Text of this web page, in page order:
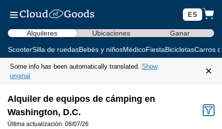
ES
Alquileres Ubicaciones Ganar
ScooterSilla de ruedasBebés y niñosMédicoFiestaBicicletasCarros
Some info has been automatically translated. Show
original
×
Alquiler de equipos de cámping en
Washington, D.C.
Última actualización: 08/07/26